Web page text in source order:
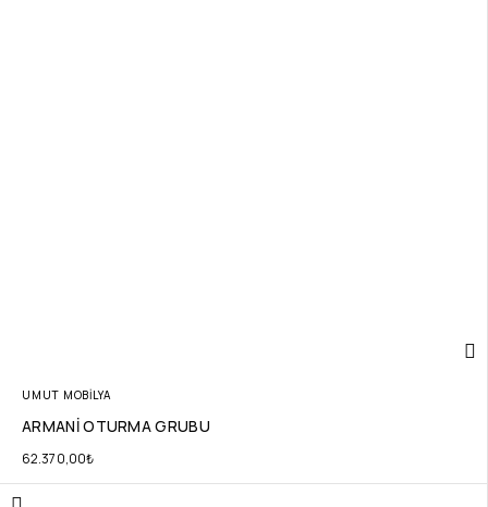
UMUT MOBİLYA
ARMANİ OTURMA GRUBU
62.370,00₺